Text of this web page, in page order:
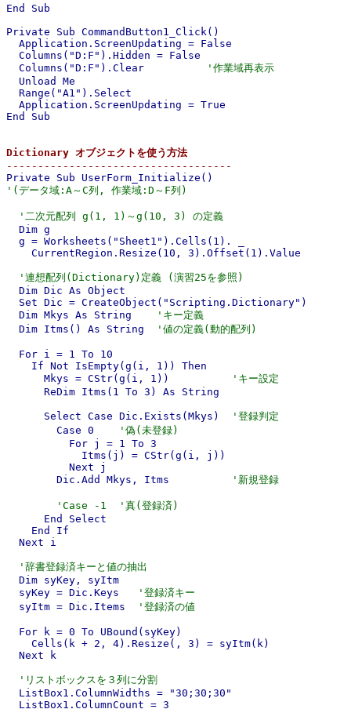
End Sub
Private Sub CommandButton1_Click()
  Application.ScreenUpdating = False
  Columns("D:F").Hidden = False
  Columns("D:F").Clear
'作業域再表示
  Unload Me
  Range("A1").Select
  Application.ScreenUpdating = True
End Sub
Dictionary オブジェクトを使う方法
------------------------------------
'(データ域:A～C列, 作業域:D～F列)
'二次元配列 g(1, 1)～g(10, 3) の定義
  Dim g
  g = Worksheets("Sheet1").Cells(1). _
    CurrentRegion.Resize(10, 3).Offset(1).Value
'連想配列(Dictionary)定義 (演習25を参照)
  Dim Dic As Object
  Set Dic = CreateObject("Scripting.Dictionary")
  Dim Mkys As String
'キー定義
  Dim Itms() As String
'値の定義(動的配列)
  For i = 1 To 10
    If Not IsEmpty(g(i, 1)) Then
      Mkys = CStr(g(i, 1))
'キー設定
      ReDim Itms(1 To 3) As String
      Select Case Dic.Exists(Mkys)
'登録判定
        Case 0
'偽(未登録)
          For j = 1 To 3
            Itms(j) = CStr(g(i, j))
          Next j
        Dic.Add Mkys, Itms
'新規登録
'Case -1  '真(登録済)
      End Select
    End If
  Next i
'辞書登録済キーと値の抽出
  Dim syKey, syItm
  syKey = Dic.Keys
'登録済キー
  syItm = Dic.Items
'登録済の値
  For k = 0 To UBound(syKey)
    Cells(k + 2, 4).Resize(, 3) = syItm(k)
  Next k
'リストボックスを３列に分割
  ListBox1.ColumnWidths = "30;30;30"
  ListBox1.ColumnCount = 3